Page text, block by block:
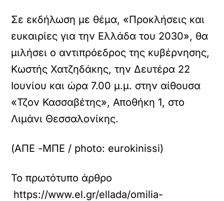
Σε εκδήλωση με θέμα, «Προκλήσεις και
ευκαιρίες για την Ελλάδα του 2030», θα
μιλήσει ο αντιπρόεδρος της κυβέρνησης,
Κωστής Χατζηδάκης, την Δευτέρα 22
Ιουνίου και ώρα 7.00 μ.μ. στην αίθουσα
«Τζον Κασσαβέτης», Αποθήκη 1, στο
Λιμάνι Θεσσαλονίκης.
(ΑΠΕ -ΜΠΕ / photo: eurokinissi)
Το πρωτότυπο άρθρο
https://www.el.gr/ellada/omilia-kosti-